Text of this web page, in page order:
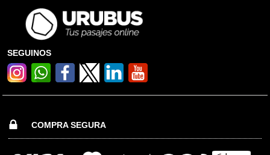
SEGUINOS
COMPRA SEGURA